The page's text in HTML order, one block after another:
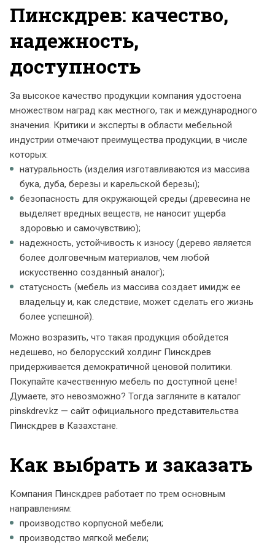
Пинскдрев: качество,
надежность,
доступность
За высокое качество продукции компания удостоена
множеством наград как местного, так и международного
значения. Критики и эксперты в области мебельной
индустрии отмечают преимущества продукции, в числе
которых:
натуральность (изделия изготавливаются из массива
бука, дуба, березы и карельской березы);
безопасность для окружающей среды (древесина не
выделяет вредных веществ, не наносит ущерба
здоровью и самочувствию);
надежность, устойчивость к износу (дерево является
более долговечным материалов, чем любой
искусственно созданный аналог);
статусность (мебель из массива создает имидж ее
владельцу и, как следствие, может сделать его жизнь
более успешной).
Можно возразить, что такая продукция обойдется
недешево, но белорусский холдинг Пинскдрев
придерживается демократичной ценовой политики.
Покупайте качественную мебель по доступной цене!
Думаете, это невозможно? Тогда загляните в каталог
pinskdrev.kz — сайт официального представительства
Пинскдрев в Казахстане.
Как выбрать и заказать
Компания Пинскдрев работает по трем основным
направлениям:
производство корпусной мебели;
производство мягкой мебели;